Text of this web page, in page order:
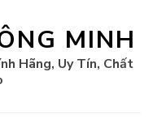
MINH
Hãng, Uy Tín, Chất